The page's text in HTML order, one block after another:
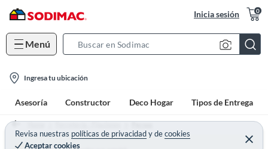
Inicia sesión 0
Menú
c
h
B
a
Ingresa tu ubicación
Asesoría Constructor Deco Hogar Tipos de Entrega
Revisa nuestras políticas de privacidadydecookies
Aceptar cookies
C
e
Home Ferretería - Fijaciones Pernos